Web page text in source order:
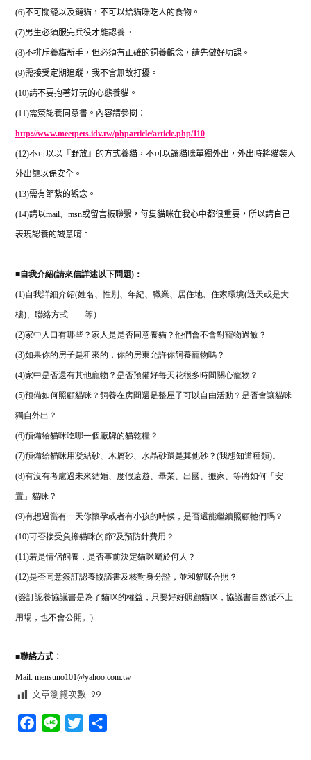
(6)不可關籠以及鏈貓，不可以給貓咪吃人的食物。
(7)男生必須服完兵役才能認養。
(8)不排斥養貓新手，但必須有正確的飼養觀念，請先做好功課。
(9)需接受定期追蹤，我不會無故打擾。
(10)請不要抱著好玩的心態養貓。
(11)需簽認養同意書。內容請參閱：
http://www.meetpets.idv.tw/phparticle/article.php/110
(12)不可以以『野放』的方式養貓，不可以讓貓咪單獨外出，外出時將貓裝入
外出籠以保安全。
(13)需有節紮的觀念。
(14)請以mail、 msn或留言板聯繫，每隻貓咪在我心中都很重要，所以請自己
表現認養的誠意唷。
■自我介紹(請來信詳述以下問題)：
(1)自我詳細介紹(姓名、性別、年紀、職業、居住地、住家環境(透天或是大
樓)、聯絡方式……等）
(2)家中人口有哪些？家人是是否同意養貓？他們會不會對寵物過敏？
(3)如果你的房子是租來的，你的房東允許你飼養寵物嗎？
(4)家中是否還有其他寵物？是否預備好每天花很多時間關心寵物？
(5)預備如何照顧貓咪？飼養在房間還是整屋子可以自由活動？是否會讓貓咪
獨自外出？
(6)預備給貓咪吃哪一個廠牌的貓乾糧？
(7)預備給貓咪用凝結砂、木屑砂、水晶砂還是其他砂？(我想知道種類)。
(8)有沒有考慮過未來結婚、度假遠遊、畢業、出國、搬家、等將如何「安
置」貓咪？
(9)有想過當有一天你懷孕或者有小孩的時候，是否還能繼續照顧牠們嗎？
(10)可否接受負擔貓咪的節?及預防針費用？
(11)若是情侶飼養，是否事前決定貓咪屬於何人？
(12)是否同意簽訂認養協議書及核對身分證，並和貓咪合照？
(簽訂認養協議書是為了貓咪的權益，只要好好照顧貓咪，協議書自然派不上
用場，也不會公開。)
■聯絡方式：
Mail: mensuno101@yahoo.com.tw
文章瀏覽次數: 29
Facebook
Line Twitter